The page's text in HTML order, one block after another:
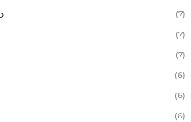
(7)
(7)
(7)
(6)
(6)
(6)